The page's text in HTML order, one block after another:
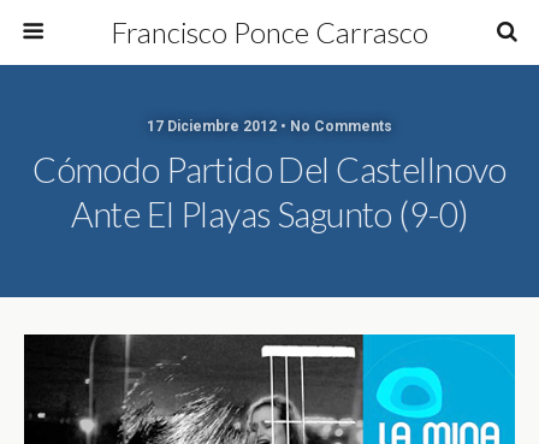
Francisco Ponce Carrasco
17 Diciembre 2012 • No Comments
Cómodo Partido Del Castellnovo
Ante El Playas Sagunto (9-0)